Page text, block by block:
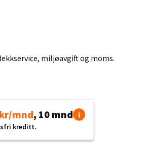
miljøavgift og moms.
mnd, 10 mnd i
kreditt.